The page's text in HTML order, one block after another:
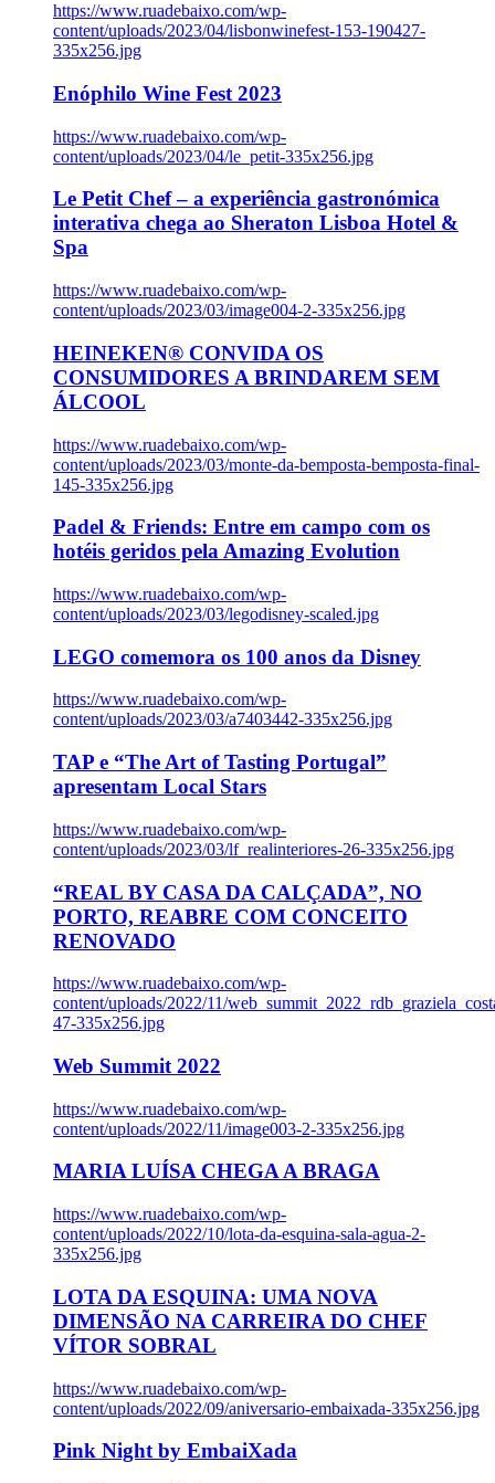
https://www.ruadebaixo.com/wp-
content/uploads/2023/04/lisbonwinefest-153-190427-
335x256.jpg
Enóphilo Wine Fest 2023
https://www.ruadebaixo.com/wp-
content/uploads/2023/04/le_petit-335x256.jpg
Le Petit Chef – a experiência gastronómica
interativa chega ao Sheraton Lisboa Hotel &
Spa
https://www.ruadebaixo.com/wp-
content/uploads/2023/03/image004-2-335x256.jpg
HEINEKEN® CONVIDA OS
CONSUMIDORES A BRINDAREM SEM
ÁLCOOL
https://www.ruadebaixo.com/wp-
content/uploads/2023/03/monte-da-bemposta-bemposta-final-
145-335x256.jpg
Padel & Friends: Entre em campo com os
hotéis geridos pela Amazing Evolution
https://www.ruadebaixo.com/wp-
content/uploads/2023/03/legodisney-scaled.jpg
LEGO comemora os 100 anos da Disney
https://www.ruadebaixo.com/wp-
content/uploads/2023/03/a7403442-335x256.jpg
TAP e “The Art of Tasting Portugal”
apresentam Local Stars
https://www.ruadebaixo.com/wp-
content/uploads/2023/03/lf_realinteriores-26-335x256.jpg
“REAL BY CASA DA CALÇADA”, NO
PORTO, REABRE COM CONCEITO
RENOVADO
https://www.ruadebaixo.com/wp-
content/uploads/2022/11/
47-335x256.jpg
Web Summit 2022
https://www.ruadebaixo.com/wp-
content/uploads/2022/11/image003-2-335x256.jpg
MARIA LUÍSA CHEGA A BRAGA
https://www.ruadebaixo.com/wp-
content/uploads/2022/10/lota-da-esquina-sala-agua-2-
335x256.jpg
LOTA DA ESQUINA: UMA NOVA
DIMENSÃO NA CARREIRA DO CHEF
VÍTOR SOBRAL
https://www.ruadebaixo.com/wp-
content/uploads/2022/09/aniversario-embaixada-335x256.jpg
Pink Night by EmbaiXada